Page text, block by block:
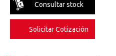
Consultar stock
Solicitar Cotización